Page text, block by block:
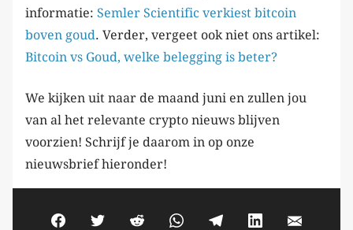
informatie: Semler Scientific verkiest bitcoin
boven goud. Verder, vergeet ook niet ons artikel:
Bitcoin vs Goud, welke belegging is beter?
We kijken uit naar de maand juni en zullen jou
van al het relevante crypto nieuws blijven
voorzien! Schrijf je daarom in op onze
nieuwsbrief hieronder!